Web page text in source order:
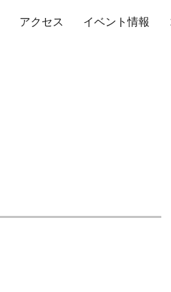
アクセス イベント情報